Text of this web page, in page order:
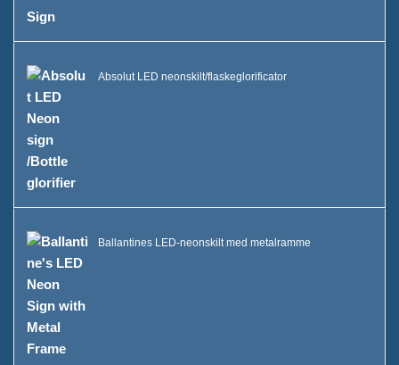
Spiritusflaskeudstilling
Nyheder
Kontakt os
Absolut LED neonskilt/flaskeglorificator
Ballantines LED-neonskilt med metalramme